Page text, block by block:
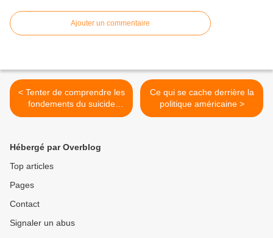
Ajouter un commentaire
< Tenter de comprendre les
fondements du suicide
américain
Ce qui se cache derrière la
politique américaine >
Hébergé par Overblog
Top articles
Pages
Contact
Signaler un abus